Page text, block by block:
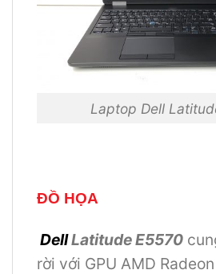
Laptop Dell
ĐỒ HỌA
DellLatitude E5570
rời với GPU AMD